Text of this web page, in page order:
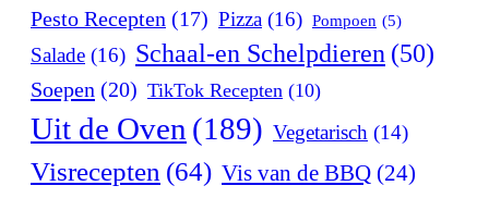
Pesto Recepten (17) Pizza (16) Pompoen (5)
Salade (16) Schaal-en Schelpdieren (50)
Soepen (20) TikTok Recepten (10)
Uit de Oven (189) Vegetarisch (14)
Visrecepten (64) Vis van de BBQ (24)